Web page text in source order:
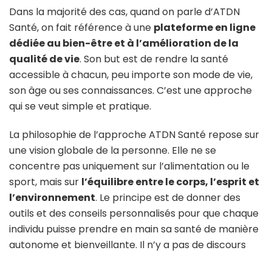
Dans la majorité des cas, quand on parle d’ATDN
Santé, on fait référence à une plateforme en ligne
dédiée au bien-être et à l’amélioration de la
qualité de vie. Son but est de rendre la santé
accessible à chacun, peu importe son mode de vie,
son âge ou ses connaissances. C’est une approche
qui se veut simple et pratique.
La philosophie de l’approche ATDN Santé repose sur
une vision globale de la personne. Elle ne se
concentre pas uniquement sur l’alimentation ou le
sport, mais sur l’équilibre entre le corps, l’esprit et
l’environnement. Le principe est de donner des
outils et des conseils personnalisés pour que chaque
individu puisse prendre en main sa santé de manière
autonome et bienveillante. Il n’y a pas de discours